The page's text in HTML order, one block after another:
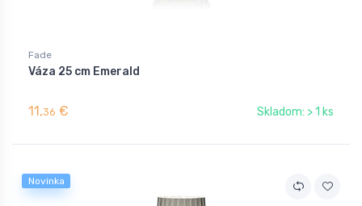
Fade
Váza 25 cm Emerald
11,36 € Skladom: > 1 ks
Novinka